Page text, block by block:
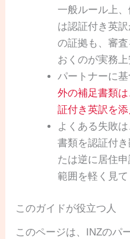
一般ルール上
は認証付き英
の証拠も、審
おくのが実務上
パートナーに
外の補足書類
証付き英訳を
よくある失敗
書類を認証付
たは逆に居住
範囲を軽く見て
このガイドが役立つ人
このページは、INZのパ